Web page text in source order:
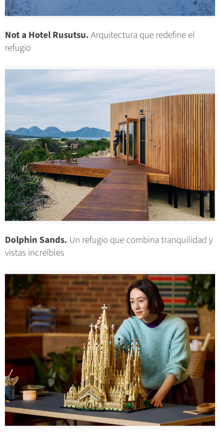
Not a Hotel Rusutsu.Arquitectura que redefine el
refugio
Dolphin Sands. Un refugio que combina tranquilidad y
vistas increíbles